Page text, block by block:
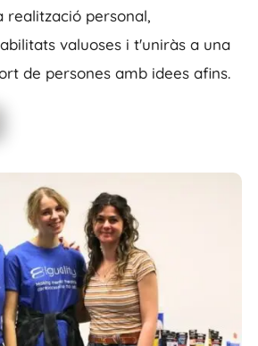
realització personal,
valuoses i t'uniràs a una
de persones amb idees afins.